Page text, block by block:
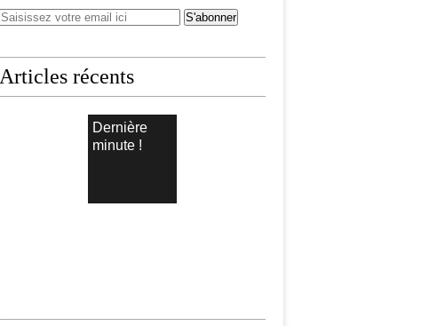
Articles récents
Dernière
minute !